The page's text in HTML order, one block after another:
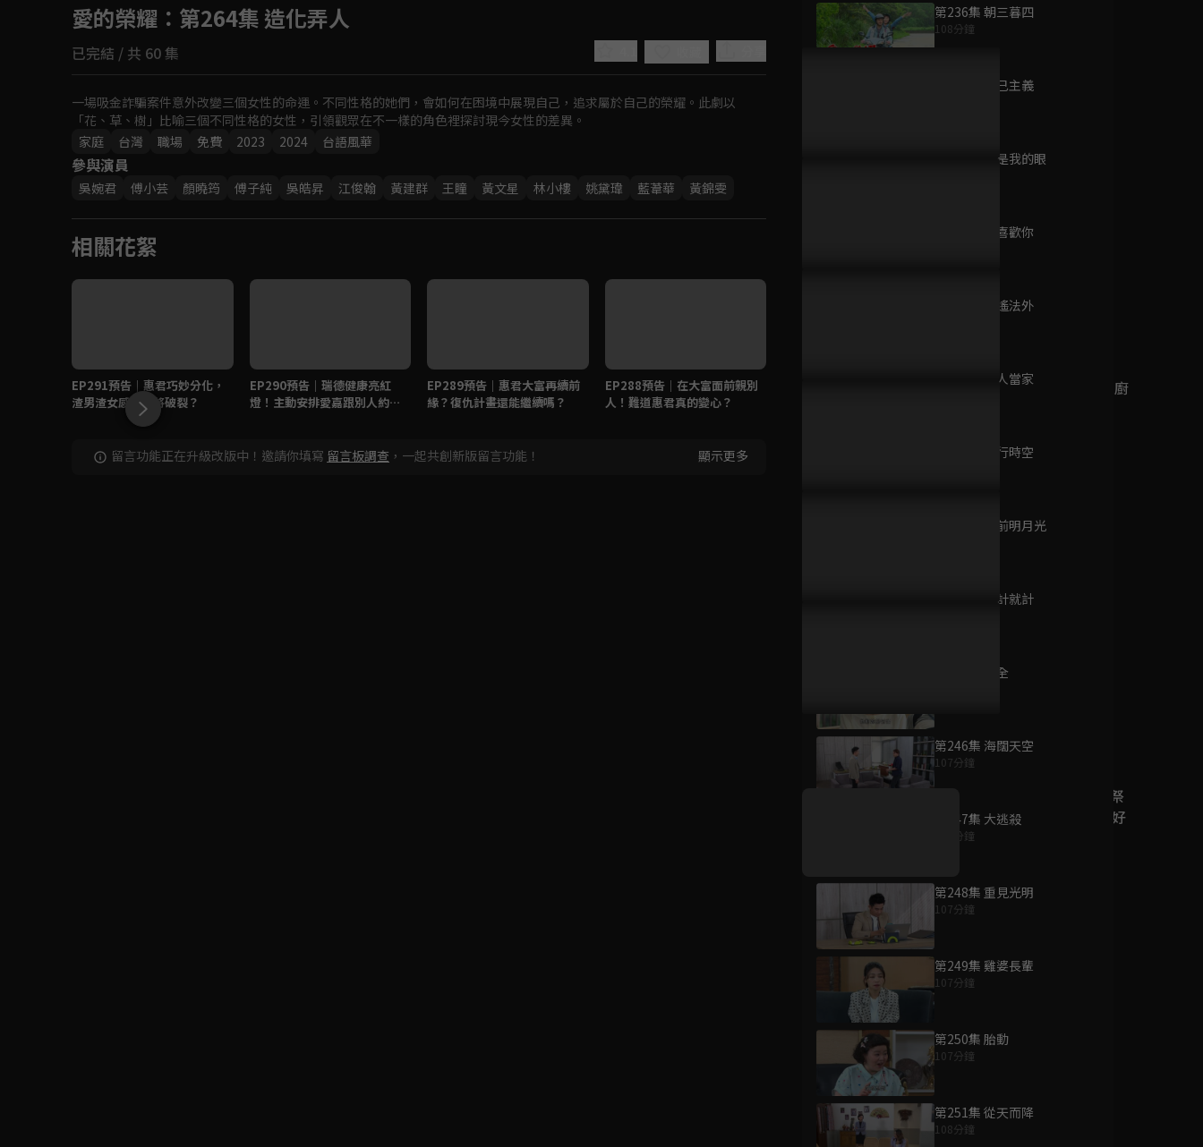
Play
如有不便請見諒
第236集 朝三暮四
108分鐘
第237集 利己主義
第238集 你是我的眼
第239集 我喜歡你
第240集 逍遙法外
第241集 女人當家
第242集 平行時空
第243集 床前明月光
第244集 將計就計
第245集 成全
第246集 海闊天空
107分鐘
第247集 大逃殺
108分鐘
第248集 重見光明
107分鐘
第249集 雞婆長輩
107分鐘
第250集 胎動
107分鐘
第251集 從天而降
108分鐘
愛的榮耀 ：第264集 造化弄人
已完結 / 共 60 集
一場吸金詐騙案件意外改變三個女性的命運。不同性格的她們，會如何在困境中展現自己，追求屬於自己的榮耀。此劇以
「花、草、樹」比喻三個不同性格的女性，引領觀眾在不一樣的角色裡探討現今女性的差異。
家庭
台灣 職場 免費 2023 2024 台語風華
參與演員
吳婉君 傅小芸 顏曉筠 傅子純 吳皓昇 江俊翰 黃建群 王瞳 黃文星 林小樓 姚黛瑋 藍葦華 黃錦雯
相關花絮
EP291預告｜惠君巧妙分化，
渣男渣女感情即將破裂？
EP290預告｜瑞德健康亮紅
燈！主動安排愛嘉跟別人約
EP289預告｜惠君大富再續前
緣？復仇計畫還能繼續嗎？
EP288預告｜在大富面前親別
人！難道惠君真的變心？
EP286預告｜惠潔滿心歡喜穿
留言功能正在升級改版中！邀請你填寫 留言板調查 ，一起共創新版留言功能！ 顯示更多
為您推薦
夜粥先生幾多點
已完結 / 共 11 集
廚師的迫降：客家廚
已完結 / 共 28 集
桃花盛開
好康資訊
7/21-8/20，盛夏追劇祭
升級VIP最優惠！獨家好